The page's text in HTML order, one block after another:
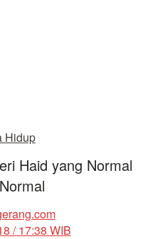
Hidup
Haid yang Normal
/ 17:38 WIB